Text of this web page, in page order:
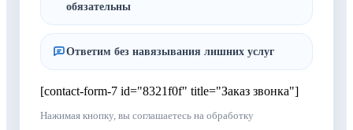
обязательны
Ответим без навязывания лишних услуг
[contact-form-7 id="8321f0f" title="Заказ звонка"]
Нажимая кнопку, вы соглашаетесь на обработку